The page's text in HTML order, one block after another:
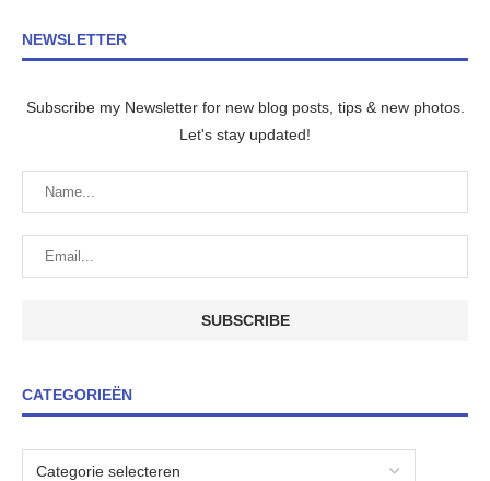
NEWSLETTER
Subscribe my Newsletter for new blog posts, tips & new photos.
Let's stay updated!
CATEGORIEËN